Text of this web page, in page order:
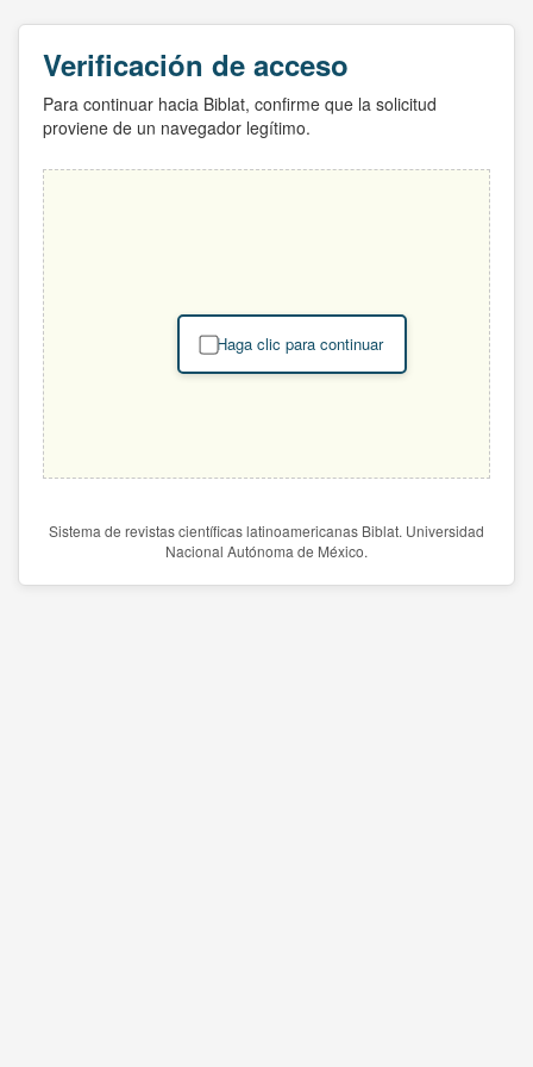
Verificación de acceso
Para continuar hacia Biblat, confirme que la solicitud
proviene de un navegador legítimo.
Haga clic para continuar
Sistema de revistas científicas latinoamericanas Biblat. Universidad
Nacional Autónoma de México.